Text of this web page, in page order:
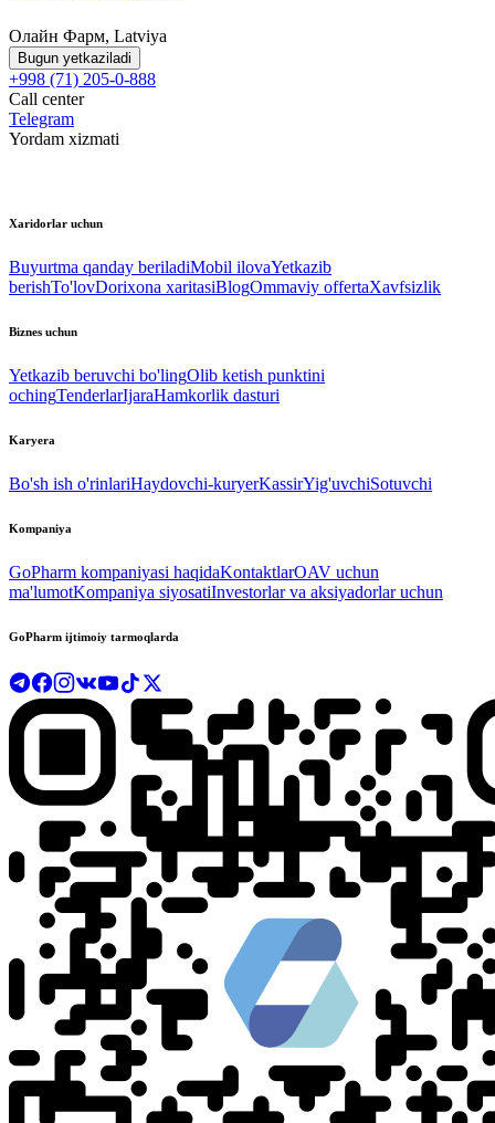
Олайн Фарм, Latviya
Bugun yetkaziladi
+998 (71) 205-0-888
Call center
Telegram
Yordam xizmati
Xaridorlar uchun
Buyurtma qanday beriladiMobil ilovaYetkazib
berishTo'lovDorixona xaritasiBlogOmmaviy offertaXavfsizlik
Biznes uchun
Yetkazib beruvchi bo'lingOlib ketish punktini
ochingTenderlarIjaraHamkorlik dasturi
Karyera
Bo'sh ish o'rinlariHaydovchi-kuryerKassirYig'uvchiSotuvchi
Kompaniya
GoPharm kompaniyasi haqidaKontaktlarOAV uchun
ma'lumotKompaniya siyosatiInvestorlar va aksiyadorlar uchun
GoPharm ijtimoiy tarmoqlarda